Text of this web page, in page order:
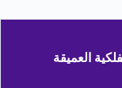
العميقة